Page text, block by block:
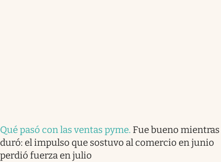
Qué pasó con las ventas pyme. Fue bueno mientras
duró: el impulso que sostuvo al comercio en junio
perdió fuerza en julio